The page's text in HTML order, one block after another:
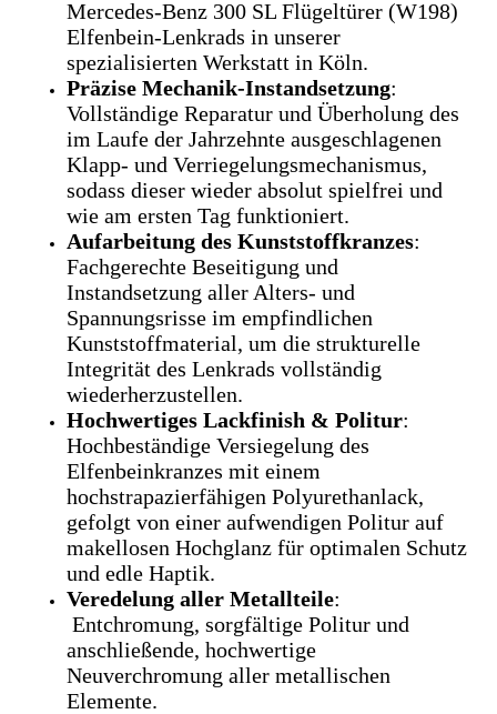
Mercedes-Benz 300 SL Flügeltürer (W198)
Elfenbein-Lenkrads in unserer
spezialisierten Werkstatt in Köln.
Präzise Mechanik-Instandsetzung:
Vollständige Reparatur und Überholung des
im Laufe der Jahrzehnte ausgeschlagenen
Klapp- und Verriegelungsmechanismus,
sodass dieser wieder absolut spielfrei und
wie am ersten Tag funktioniert.
Aufarbeitung des Kunststoffkranzes:
Fachgerechte Beseitigung und
Instandsetzung aller Alters- und
Spannungsrisse im empfindlichen
Kunststoffmaterial, um die strukturelle
Integrität des Lenkrads vollständig
wiederherzustellen.
Hochwertiges Lackfinish & Politur:
Hochbeständige Versiegelung des
Elfenbeinkranzes mit einem
hochstrapazierfähigen Polyurethanlack,
gefolgt von einer aufwendigen Politur auf
makellosen Hochglanz für optimalen Schutz
und edle Haptik.
Veredelung aller Metallteile:
Entchromung, sorgfältige Politur und
anschließende, hochwertige
Neuverchromung aller metallischen
Elemente.